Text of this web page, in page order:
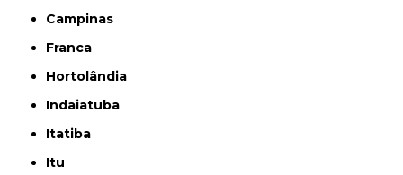
Campinas
Franca
Hortolândia
Indaiatuba
Itatiba
Itu